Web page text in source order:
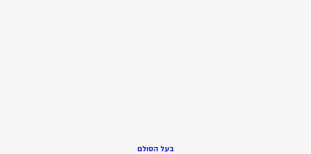
בעל הסולם